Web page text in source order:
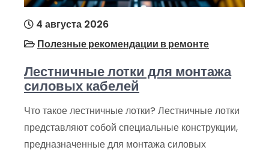
4 августа 2026
Полезные рекомендации в ремонте
Лестничные лотки для монтажа
силовых кабелей
Что такое лестничные лотки? Лестничные лотки
представляют собой специальные конструкции,
предназначенные для монтажа силовых